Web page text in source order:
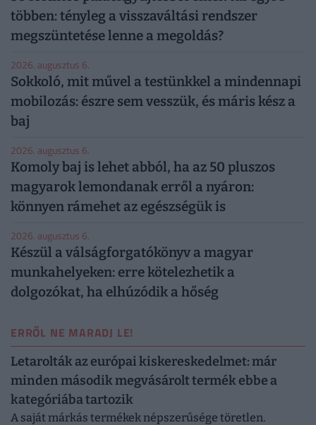
többen: tényleg a visszaváltási rendszer
megszüntetése lenne a megoldás?
2026. augusztus 6.
Sokkoló, mit művel a testünkkel a mindennapi
mobilozás: észre sem vesszük, és máris kész a
baj
2026. augusztus 6.
Komoly baj is lehet abból, ha az 50 pluszos
magyarok lemondanak erről a nyáron:
könnyen rámehet az egészségük is
2026. augusztus 6.
Készül a válságforgatókönyv a magyar
munkahelyeken: erre kötelezhetik a
dolgozókat, ha elhúzódik a hőség
ERRŐL NE MARADJ LE!
Letarolták az európai kiskereskedelmet: már
minden második megvásárolt termék ebbe a
kategóriába tartozik
A saját márkás termékek népszerűsége töretlen.